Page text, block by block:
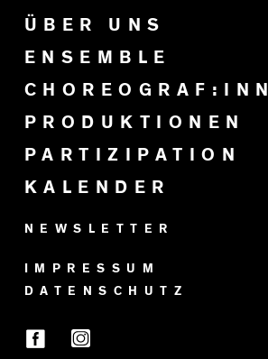
ÜBER UNS
ENSEMBLE
PRODUKTIONEN
PARTIZIPATION
KALENDER
NEWSLETTER
IMPRESSUM
DATENSCHUTZ